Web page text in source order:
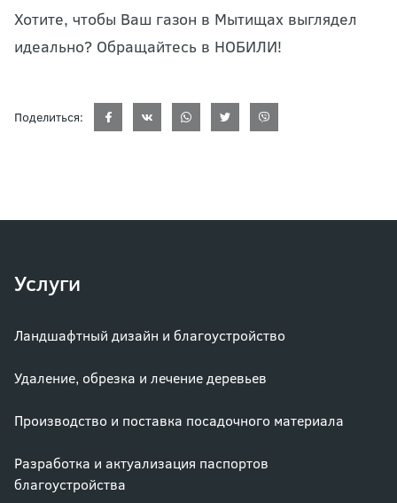
Хотите, чтобы Ваш газон в Мытищах выглядел
идеально? Обращайтесь в НОБИЛИ!
Поделиться:
Услуги
Ландшафтный дизайн и благоустройство
Удаление, обрезка и лечение деревьев
Производство и поставка посадочного материала
Разработка и актуализация паспортов
благоустройства